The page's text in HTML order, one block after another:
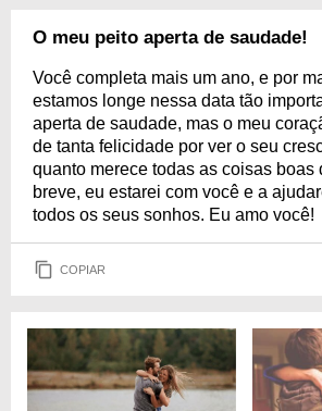
O meu peito aperta de saudade!
Você completa mais um ano, e por
estamos longe nessa data tão
aperta de saudade, mas o meu
de tanta felicidade por ver o seu
quanto merece todas as coisas boas
breve, eu estarei com você e a
todos os seus sonhos. Eu amo você!
COPIAR